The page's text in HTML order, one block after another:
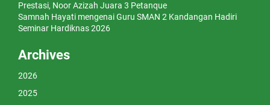
Prestasi, Noor Azizah Juara 3 Petanque
Samnah Hayati mengenaiGuru SMAN 2 Kandangan Hadiri
Seminar Hardiknas 2026
Archives
2026
2025